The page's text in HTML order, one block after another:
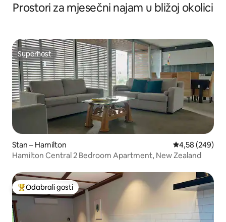
Prostori za mjesečni najam u bližoj okolici
Superhost
Superhost
Stan – Hamilton Prosječna
4,58 (249)
Hamilton Central 2 Bedroom Apartment, New Zealand
Među najviše rangiranima s oznakom „Odabrali gosti”
Odabrali gosti